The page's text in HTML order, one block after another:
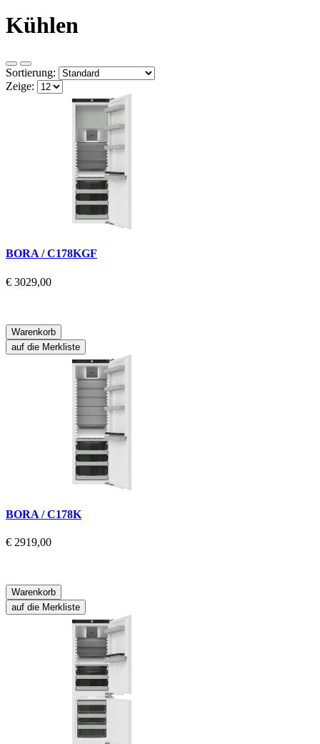
Kühlen
Sortierung:
Zeige:
BORA / C178KGF
€ 3029,00
Warenkorb
auf die Merkliste
BORA / C178K
€ 2919,00
Warenkorb
auf die Merkliste